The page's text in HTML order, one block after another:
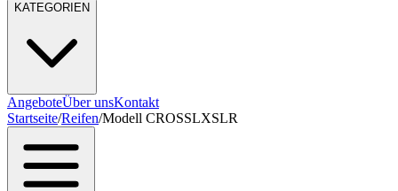
KATEGORIEN
AngeboteÜber unsKontakt
Startseite/Reifen/Modell CROSSLXSLR